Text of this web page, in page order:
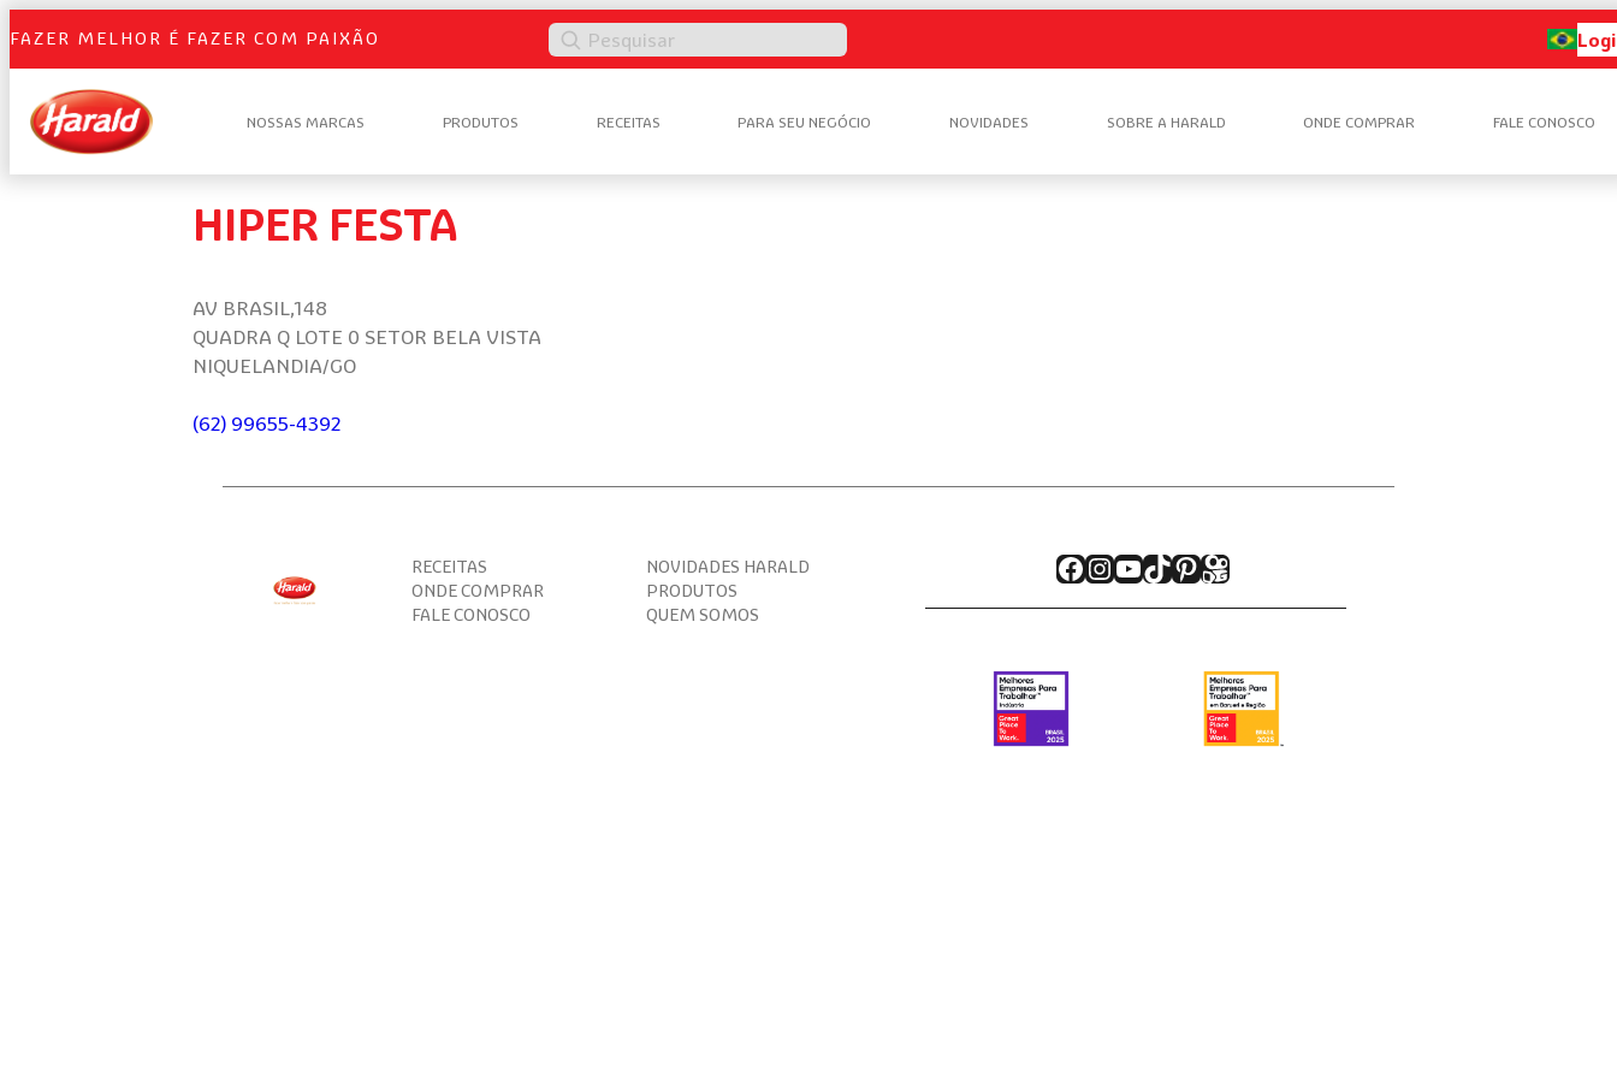
FAZER MELHOR É FAZER COM PAIXÃO Pesquisar
NOSSAS MARCAS PRODUTOS RECEITAS PARA SEU NEGÓCIO NOVIDADES SOBRE A HARALD ONDE COMPRAR FALE CONOSCO
HIPER FESTA
AV BRASIL,148
QUADRA Q LOTE 0 SETOR BELA VISTA
NIQUELANDIA/GO
(62) 99655-4392
RECEITAS
NOVIDADES HARALD
ONDE COMPRAR
PRODUTOS
FALE CONOSCO
QUEM SOMOS
Facebook
Instagram
Youtube
TikTok
Pinterest
Kwai